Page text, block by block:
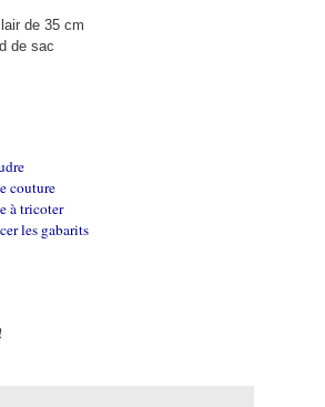
de 35 cm
de sac
couture
à tricoter
les gabarits